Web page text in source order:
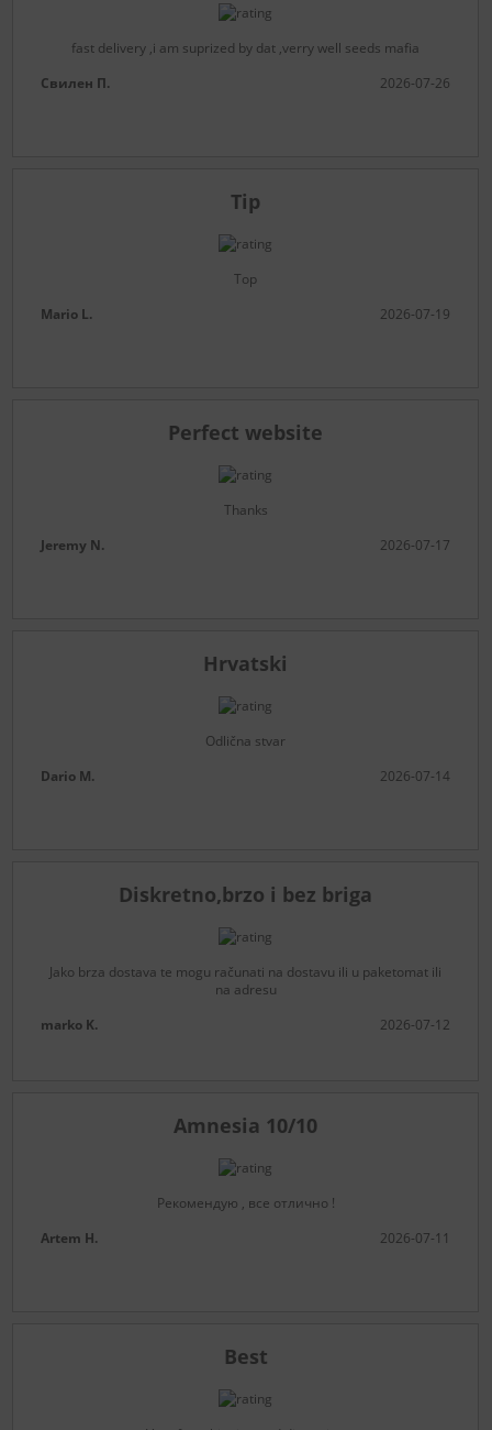
fast delivery ,i am suprized by dat ,verry well seeds mafia
Свилен П.
2026-07-26
Tip
Top
Mario L.
2026-07-19
Perfect website
Thanks
Jeremy N.
2026-07-17
Hrvatski
Odlična stvar
Dario M.
2026-07-14
Diskretno,brzo i bez briga
Jako brza dostava te mogu računati na dostavu ili u paketomat ili
na adresu
marko K.
2026-07-12
Amnesia 10/10
Рекомендую , все отлично !
Artem H.
2026-07-11
Best